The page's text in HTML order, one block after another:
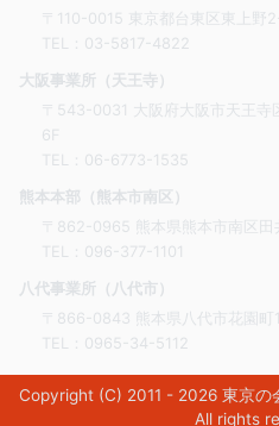
〒110-0015 東京都台東区東上野
TEL： 03-5817-4822
大阪事業所（天王寺）
〒543-0031 大阪府大阪市天王
6F
TEL： 06-6773-1535
熊本本部（熊本市南区）
〒862-0965 熊本県熊本市南区田
TEL： 096-377-1101
八代事業所（八代市）
〒866-0843 熊本県八代市花園町
TEL： 0965-34-5112
Copyright (C) 2011 - 2026 東京の
All rights